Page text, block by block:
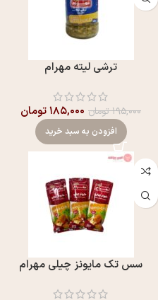
ترشی لیته مهرام
۱۹۵,۰۰۰تومان ۱۸۵,۰۰۰تومان
افزودن به سبد خرید
سس تک مایونز چیلی مهرام